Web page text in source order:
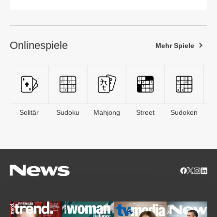
Onlinespiele Mehr Spiele
Solitär Sudoku Mahjong Street Sudoken